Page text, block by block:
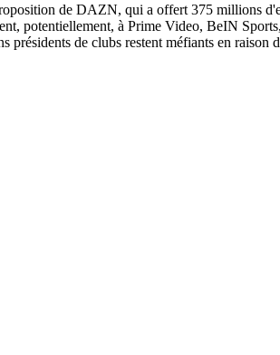
de DAZN, qui a offert 375 millions
potentiellement, à Prime Video, BeIN
présidents de clubs restent méfiants en